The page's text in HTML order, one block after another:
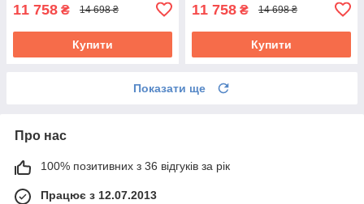
11 758 ₴ 14 698 ₴
Купити
11 758 ₴ 14 698 ₴
Купити
Показати ще
Про нас
100% позитивних з 36 відгуків за рік
Працює з 12.07.2013